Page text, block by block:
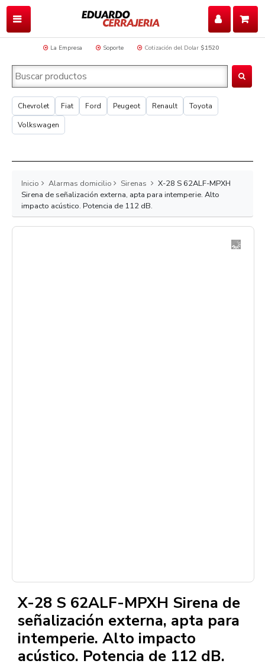
La Empresa Soporte Cotización del Dolar $1520
Chevrolet Fiat Ford Peugeot Renault
Toyota
Volkswagen
Inicio Alarmas domicilio Sirenas
X-28 S 62ALF-MPXH
Sirena de señalización externa, apta para intemperie. Alto
impacto acústico. Potencia de 112 dB.
X-28 S 62ALF-MPXH Sirena de
señalización externa, apta para
intemperie. Alto impacto
acústico. Potencia de 112 dB.